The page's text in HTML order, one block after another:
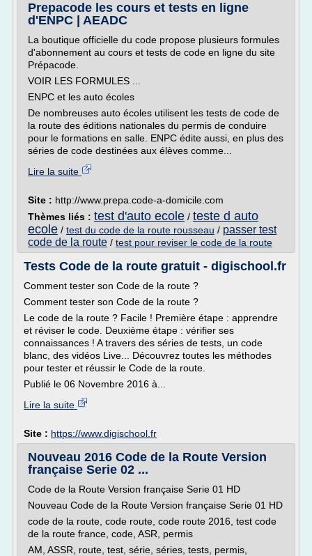
Prepacode les cours et tests en ligne
d'ENPC | AEADC
La boutique officielle du code propose plusieurs formules
d'abonnement au cours et tests de code en ligne du site
Prépacode.
VOIR LES FORMULES ...
ENPC et les auto écoles
De nombreuses auto écoles utilisent les tests de code de
la route des éditions nationales du permis de conduire
pour le formations en salle. ENPC édite aussi, en plus des
séries de code destinées aux élèves comme...
Lire la suite
Site : http://www.prepa.code-a-domicile.com
Thèmes liés : test d'auto ecole / teste d auto
ecole / test du code de la route rousseau / passer test
code de la route / test pour reviser le code de la route
Tests Code de la route gratuit - digischool.fr
Comment tester son Code de la route ?
Comment tester son Code de la route ?
Le code de la route ? Facile ! Première étape : apprendre
et réviser le code. Deuxième étape : vérifier ses
connaissances ! A travers des séries de tests, un code
blanc, des vidéos Live... Découvrez toutes les méthodes
pour tester et réussir le Code de la route.
Publié le 06 Novembre 2016 à...
Lire la suite
Site : https://www.digischool.fr
Nouveau 2016 Code de la Route Version
française Serie 02 ...
Code de la Route Version française Serie 01 HD
Nouveau Code de la Route Version française Serie 01 HD
code de la route, code route, code route 2016, test code
de la route france, code, ASR, permis
AM, ASSR, route, test, série, séries, tests, permis,